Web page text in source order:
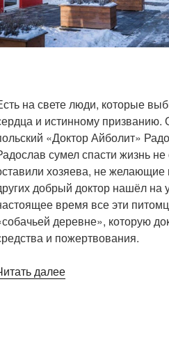
на свете люди, которые
и истинному призванию.
«Доктор Айболит»
сумел спасти жизнь
хозяева, не
добрый доктор нашёл
время все эти
деревне», которую
и пожертвования.
далее«Отопление